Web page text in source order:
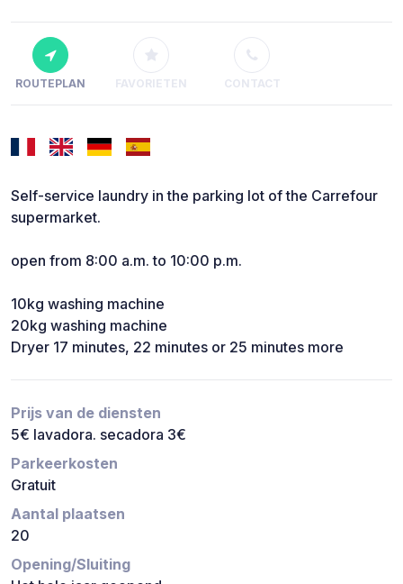
ROUTEPLAN FAVORIETEN CONTACT
Self-service laundry in the parking lot of the Carrefour
supermarket.
open from 8:00 a.m. to 10:00 p.m.
10kg washing machine
20kg washing machine
Dryer 17 minutes, 22 minutes or 25 minutes more
Prijs van de diensten
5€ lavadora. secadora 3€
Parkeerkosten
Gratuit
Aantal plaatsen
20
Opening/Sluiting